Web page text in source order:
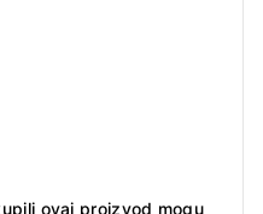
ovaj proizvod mogu